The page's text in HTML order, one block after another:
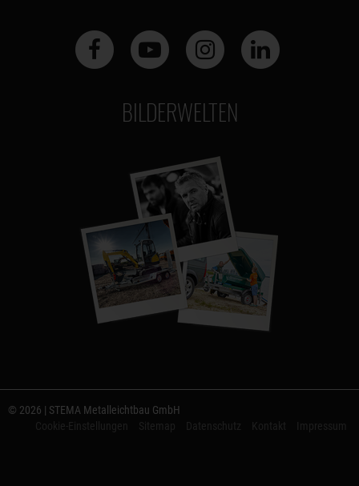
BILDERWELTEN
© 2026 | STEMA Metalleichtbau GmbH